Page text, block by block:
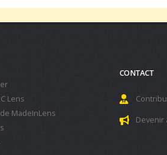
Lens
MadeInLens
CONTACT
Devenir